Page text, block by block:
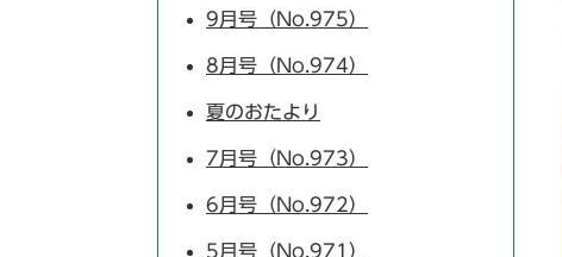
9月号（No.975）
8月号（No.974）
夏のおたより
7月号（No.973）
6月号（No.972）
5月号（No.971）